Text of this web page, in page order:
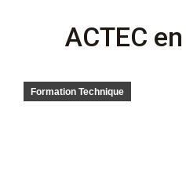
ACTEC
Formation Technique